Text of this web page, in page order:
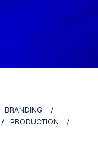
BRANDING
PRODUCTION